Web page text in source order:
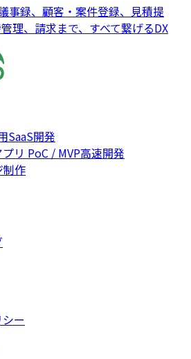
事録、顧客・案件登録、見積提
理、請求まで、すべて繋げるDX
SaaS開発
リ PoC / MVP高速開発
制作
ー